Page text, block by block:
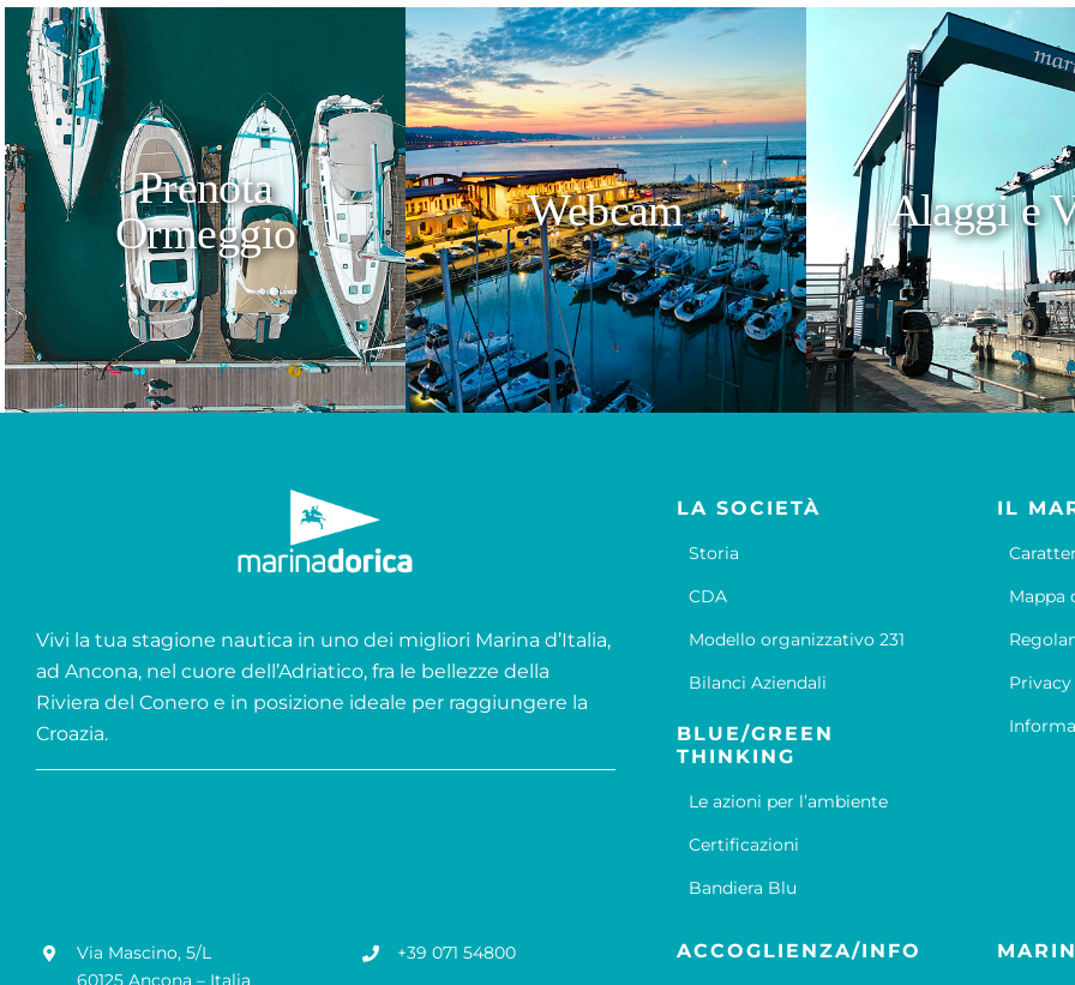
Prenota
Ormeggio
Webcam Alaggi e
Vivi la tua stagione nautica in uno dei migliori Marina d’Italia,
ad Ancona, nel cuore dell’Adriatico, fra le bellezze della
Riviera del Conero e in posizione ideale per raggiungere la
Croazia.
LA SOCIETÀ
Storia
CDA
Modello organizzativo 231
Bilanci Aziendali
BLUE/GREEN
THINKING
Le azioni per l’ambiente
Certificazioni
Bandiera Blu
IL
Mappa
Via Mascino, 5/L
60125 Ancona – Italia
+39 071 54800
ACCOGLIENZA/INFO